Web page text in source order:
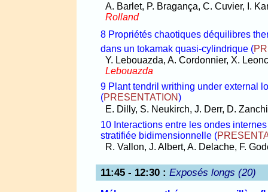
A. Barlet, P. Bragança, C. Cuvier, I.
Rolland
8 Propriétés chaotiques déquilibres
dans un tokamak quasi-cylindrique (
Y. Lebouazda, A. Cordonnier, X.
Lebouazda
9 Plant tendril writhing under external
(PRESENTATION)
E. Dilly, S. Neukirch, J. Derr, D.
10 Interactions entre les ondes
stratifiée bidimensionnelle (
R. Vallon, J. Albert, A. Delache, F.
11:45 - 12:30 :Exposés longs (20)